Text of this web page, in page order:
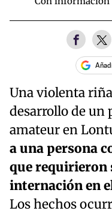
Una violenta
desarrollo de un
amateur en
a una persona
que requirieron
internación en
Los hechos